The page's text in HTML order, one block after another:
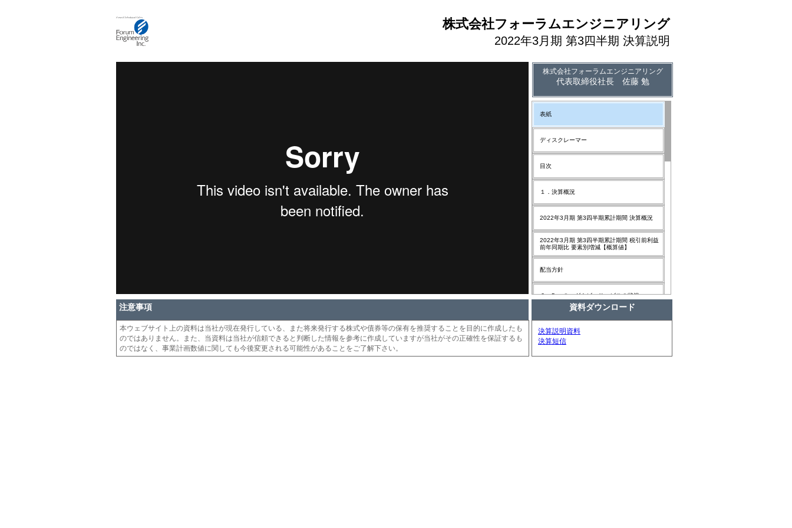
株式会社フォーラムエンジニアリング
2022年3月期 第3四半期 決算説明
株式会社フォーラムエンジニアリング
代表取締役社長 佐藤 勉
表紙
ディスクレーマー
目次
１．決算概況
2022年3月期 第3四半期累計期間 決算概況
2022年3月期 第3四半期累計期間 税引前利益
前年同期比 要素別増減【概算値】
配当方針
２．5 つのコグナビ：サービスの状況
2022年3月期の注力ポイント
注意事項
本ウェブサイト上の資料は当社が現在発行している、また将来発行する株式や債券等の保有を推奨することを目的に作成したも
のではありません。また、当資料は当社が信頼できると判断した情報を参考に作成していますが当社がその正確性を保証するも
のではなく、事業計画数値に関しても今後変更される可能性があることをご了解下さい。
資料ダウンロード
決算説明資料
決算短信